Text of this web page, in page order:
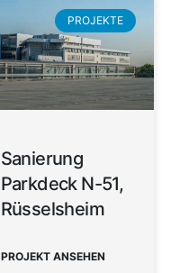
PROJEKTE
Sanierung
Parkdeck N-51,
Rüsselsheim
PROJEKT ANSEHEN